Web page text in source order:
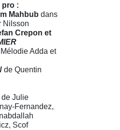
pro :
Mahbub dans
Nilsson
Crepon et
Adda et
de Quentin
de Julie
Fernandez,
Scof